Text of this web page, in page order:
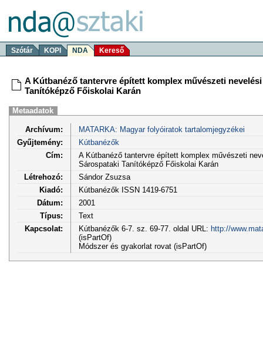
Szótár KOPI NDA Kereső
A Kútbanéző tantervre épített komplex művészeti
Tanítóképző Főiskolai Karán
Metaadatok
Archívum:
MATARKA: Magyar folyóiratok tartalomjegyzékei
Gyűjtemény:
Kútbanézők
Cím:
A Kútbanéző tantervre épített komplex művészeti
Sárospataki Tanítóképző Főiskolai Karán
Létrehozó:
Sándor Zsuzsa
Kiadó:
Kútbanézők ISSN 1419-6751
Dátum:
2001
Típus:
Text
Kapcsolat:
Kútbanézők 6-7. sz. 69-77. oldal URL: http://
(isPartOf)
Módszer és gyakorlat rovat (isPartOf)